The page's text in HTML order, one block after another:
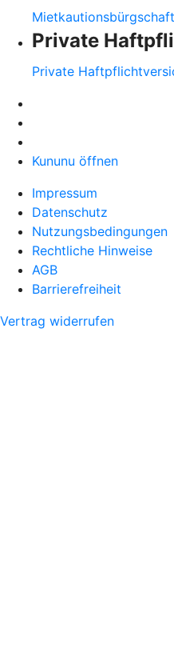
Mietkautionsbürgschaft
Private
Private
Kununu öffnen
Impressum
Datenschutz
Nutzungsbedingungen
Rechtliche Hinweise
AGB
Barrierefreiheit
Vertrag widerrufen